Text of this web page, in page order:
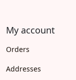
My account
Orders
Addresses